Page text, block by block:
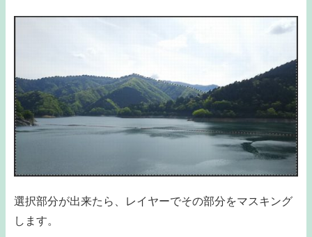
選択部分が出来たら、レイヤーでその部分をマスキング
します。